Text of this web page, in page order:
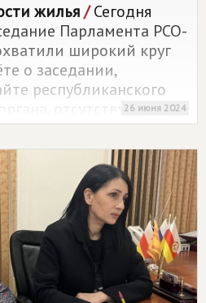
жилья/Сегодня
Парламента РСО-
широкий круг
о заседании,
республиканского
отсутствует
вопросе, который
Партии
За Правду Сослан
26 июня 2024